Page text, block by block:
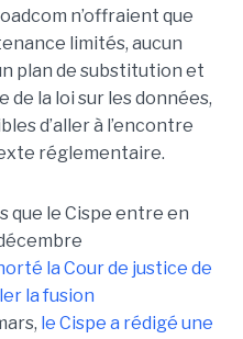
n’offraient que
limités, aucun
plan de substitution et
la loi sur les données,
d’aller à l’encontre
réglementaire.
que le Cispe entre en
la Cour de justice de
la fusion
le Cispe a rédigé une